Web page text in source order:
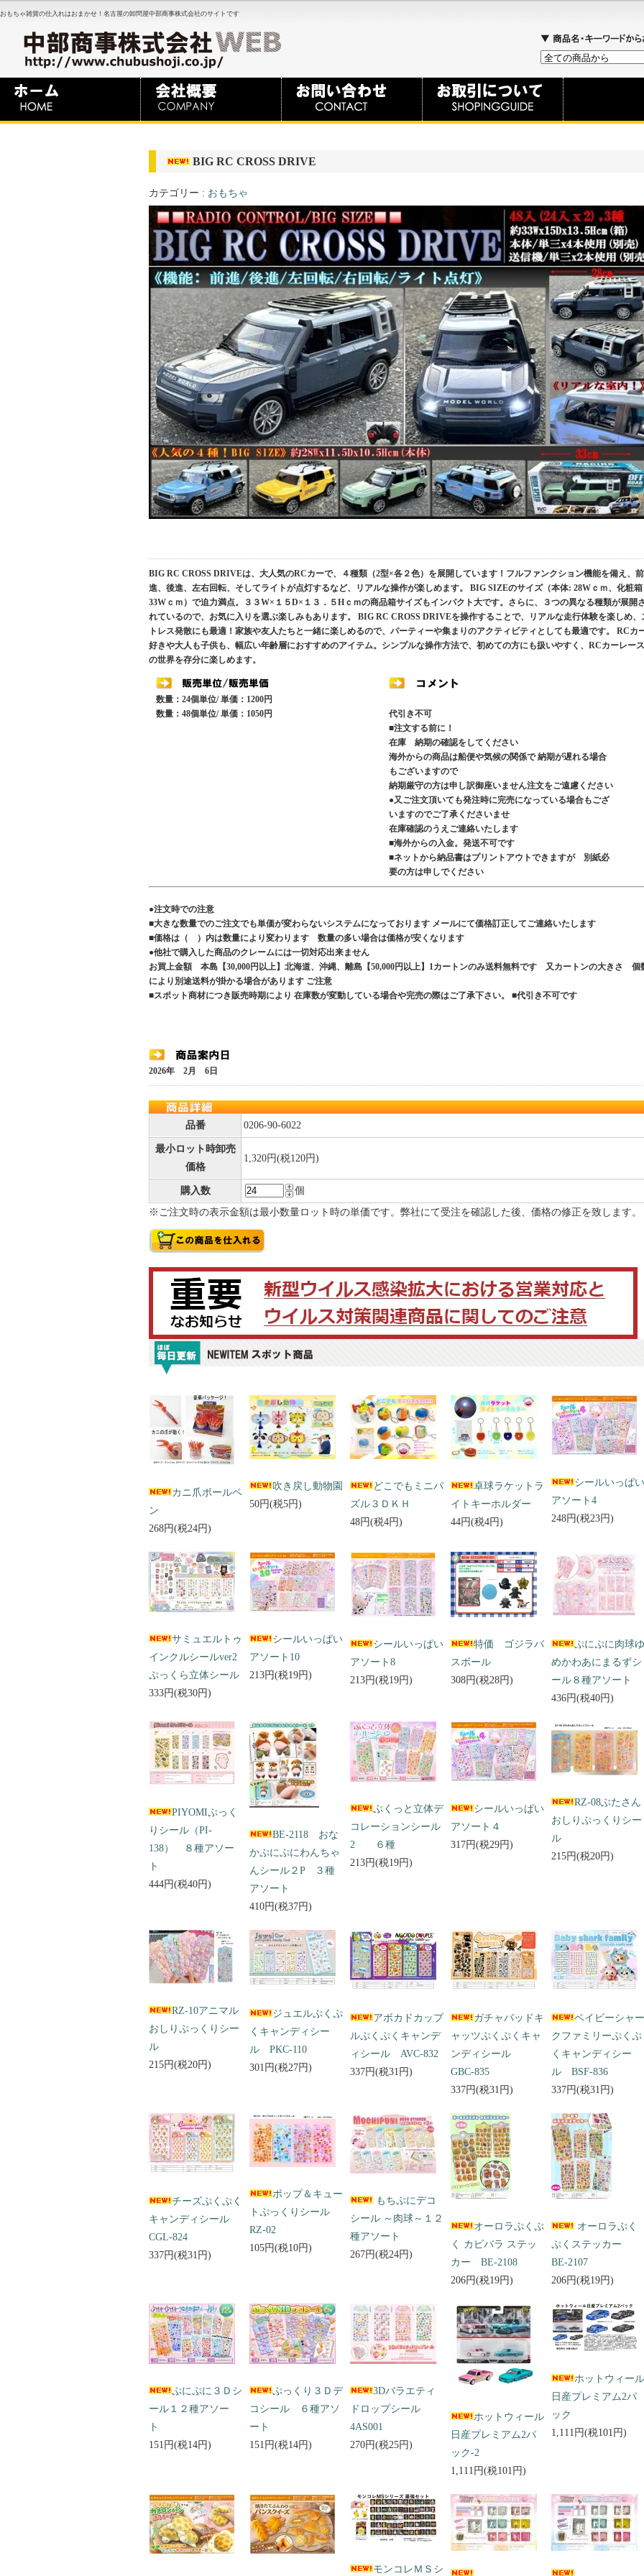
おもちゃ雑貨の仕入れはおまかせ！名古屋の卸問屋中部商事株式会社のサイトです
BIG RC CROSS DRIVE
カテゴリー : おもちゃ
BIG RC CROSS DRIVEは、大人気のRCカーで、４種類（2型×各２色）を展開しています！フルファンクション機能を備え、前
進、後進、左右回転、そしてライトが点灯するなど、リアルな操作が楽しめます。 BIG SIZEのサイズ（本体: 28Wｃｍ、化粧
33Wｃｍ）で迫力満点。３３W×１５D×１３．５Hｃｍの商品箱サイズもインパクト大です。さらに、３つの異なる種類が展開
れているので、お気に入りを選ぶ楽しみもあります。 BIG RC CROSS DRIVEを操作することで、リアルな走行体験を楽しめ、
トレス発散にも最適！家族や友人たちと一緒に楽しめるので、パーティーや集まりのアクティビティとしても最適です。 RCカ
好きや大人も子供も、幅広い年齢層におすすめのアイテム。シンプルな操作方法で、初めての方にも扱いやすく、RCカーレース
の世界を存分に楽しめます。
数量：24個単位/ 単価：1200円
数量：48個単位/ 単価：1050円
代引き不可
■注文する前に！
在庫 納期の確認をしてください
海外からの商品は船便や気候の関係で 納期が遅れる場合
もございますので
納期厳守の方は申し訳御座いません注文をご遠慮ください
●又ご注文頂いても発注時に完売になっている場合もござ
いますのでご了承くださいませ
在庫確認のうえご連絡いたします
■海外からの入金。発送不可です
■ネットから納品書はプリントアウトできますが 別紙必
要の方は申しでください
●注文時での注意
■大きな数量でのご注文でも単価が変わらないシステムになっております メールにて価格訂正してご連絡いたします
■価格は（ ）内は数量により変わります 数量の多い場合は価格が安くなります
●他社で購入した商品のクレームには一切対応出来ません
お買上金額 本島【30,000円以上】北海道、沖縄、離島【50,000円以上】1カートンのみ送料無料です 又カートンの大きさ 個
により別途送料が掛かる場合があります ご注意
■スポット商材につき販売時期により 在庫数が変動している場合や完売の際はご了承下さい。 ■代引き不可です
2026年 2月 6日
品番 0206-90-6022
最小ロット時卸売
価格
1,320円(税120円)
購入数
個
※ご注文時の表示金額は最小数量ロット時の単価です。弊社にて受注を確認した後、価格の修正を致します。
カニ爪ボールペ
ン
268円(税24円)
吹き戻し動物園
50円(税5円)
どこでもミニパ
ズル３ＤＫＨ
48円(税4円)
卓球ラケットラ
イトキーホルダー
44円(税4円)
シールいっぱい
アソート4
248円(税23円)
サミュエルトゥ
インクルシールver2
ぷっくら立体シール
333円(税30円)
シールいっぱい
アソート10
213円(税19円)
シールいっぱい
アソート8
213円(税19円)
特価 ゴジラバ
スボール
308円(税28円)
ぷにぷに肉球ゆ
めかわあにまるずシ
ール８種アソート
436円(税40円)
PIYOMIぷっく
りシール（PI-
138） ８種アソー
ト
444円(税40円)
BE-2118 おな
かぷにぷにわんちゃ
んシール２P ３種
アソート
410円(税37円)
ぷくっと立体デ
コレーションシール
2 ６種
213円(税19円)
シールいっぱい
アソート４
317円(税29円)
RZ-08ぶたさん
おしりぷっくりシー
ル
215円(税20円)
RZ-10アニマル
おしりぷっくりシー
ル
215円(税20円)
ジュエルぷくぷ
くキャンディシー
ル PKC-110
301円(税27円)
アボカドカップ
ルぷくぷくキャンデ
ィシール AVC-832
337円(税31円)
ガチャバッドキ
ャッツぷくぷくキャ
ンディシール
GBC-835
337円(税31円)
ベイビーシャー
クファミリーぷくぷ
くキャンディシー
ル BSF-836
337円(税31円)
チーズぷくぷく
キャンディシール
CGL-824
337円(税31円)
ポップ＆キュー
トぷっくりシール
RZ-02
105円(税10円)
もちぷにデコ
シール ～肉球～１２
種アソート
267円(税24円)
オーロラぷくぷ
く カピバラ ステッ
カー BE-2108
206円(税19円)
オーロラぷく
ぷくステッカー
BE-2107
206円(税19円)
ぷにぷに３Ｄシ
ール１２種アソー
ト
151円(税14円)
ぷっくり３Ｄデ
コシール ６種アソ
ート
151円(税14円)
3Dバラエティ
ドロップシール
4AS001
270円(税25円)
ホットウィール
日産プレミアム2パ
ック-2
1,111円(税101円)
ホットウィール
日産プレミアム2パ
ック
1,111円(税101円)
モンコレＭＳシ